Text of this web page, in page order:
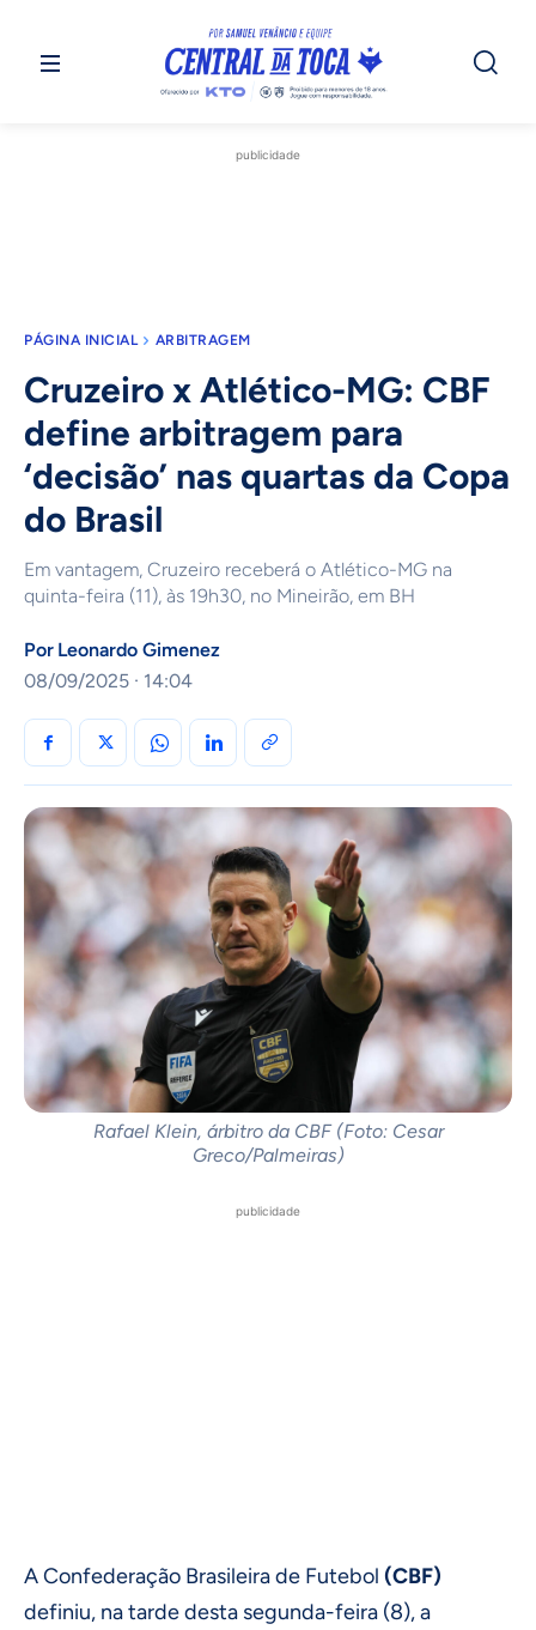
publicidade
PÁGINA INICIAL ARBITRAGEM
Cruzeiro x Atlético-MG: CBF
define arbitragem para
‘decisão’ nas quartas da Copa
do Brasil
Em vantagem, Cruzeiro receberá o Atlético-MG na
quinta-feira (11), às 19h30, no Mineirão, em BH
Por Leonardo Gimenez
08/09/2025 · 14:04
Rafael Klein, árbitro da CBF (Foto: Cesar
Greco/Palmeiras)
publicidade
A Confederação Brasileira de Futebol (CBF)
definiu, na tarde desta segunda-feira (8), a